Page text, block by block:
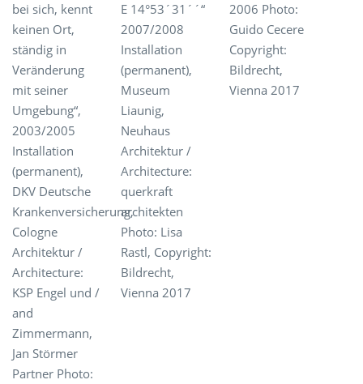
bei sich, kennt
keinen Ort,
ständig in
Veränderung
mit seiner
Umgebung“,
2003/2005
Installation
(permanent),
DKV Deutsche
Krankenversicherung,
Cologne
Architektur /
Architecture:
KSP Engel und /
and
Zimmermann,
Jan Störmer
Partner Photo:
E 14°53´31´´“
2007/2008
Installation
(permanent),
Museum
Liaunig,
Neuhaus
Architektur /
Architecture:
querkraft
architekten
Photo: Lisa
Rastl, Copyright:
Bildrecht,
Vienna 2017
2006 Photo:
Guido Cecere
Copyright:
Bildrecht,
Vienna 2017